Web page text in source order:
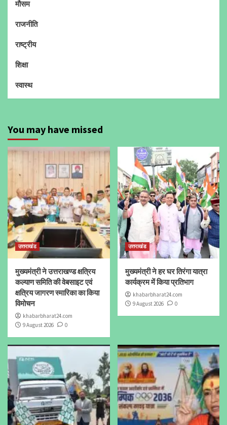
मौसम
राजनीति
राष्ट्रीय
शिक्षा
स्वास्थ
You may have missed
उत्तराखंड
मुख्यमंत्री ने उत्तराखण्ड क्षत्रिय
कल्याण समिति की वेबसाइट एवं
क्षत्रिय जागरण स्मारिका का किया
विमोचन
khabarbharat24.com
9 August 2026
0
उत्तराखंड
मुख्यमंत्री ने हर घर तिरंगा यात्रा
कार्यक्रम में किया प्रतिभाग
khabarbharat24.com
9 August 2026
0